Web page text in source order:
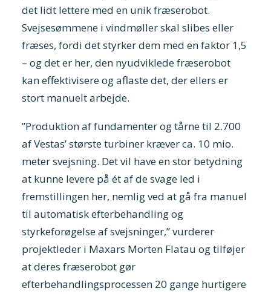
det lidt lettere med en unik fræserobot.
Svejsesømmene i vindmøller skal slibes eller
fræses, fordi det styrker dem med en faktor 1,5
– og det er her, den nyudviklede fræserobot
kan effektivisere og aflaste det, der ellers er
stort manuelt arbejde.
”Produktion af fundamenter og tårne til 2.700
af Vestas’ største turbiner kræver ca. 10 mio.
meter svejsning. Det vil have en stor betydning
at kunne levere på ét af de svage led i
fremstillingen her, nemlig ved at gå fra manuel
til automatisk efterbehandling og
styrkeforøgelse af svejsninger,” vurderer
projektleder i Maxars Morten Flatau og tilføjer
at deres fræserobot gør
efterbehandlingsprocessen 20 gange hurtigere